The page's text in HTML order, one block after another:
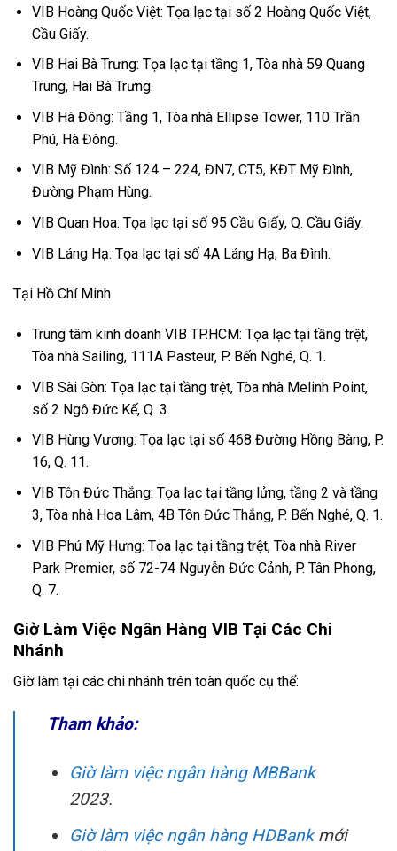
VIB Hoàng Quốc Việt: Tọa lạc tại số 2 Hoàng Quốc Việt,
Cầu Giấy.
VIB Hai Bà Trưng: Tọa lạc tại tầng 1, Tòa nhà 59 Quang
Trung, Hai Bà Trưng.
VIB Hà Đông: Tầng 1, Tòa nhà Ellipse Tower, 110 Trần
Phú, Hà Đông.
VIB Mỹ Đình: Số 124 – 224, ĐN7, CT5, KĐT Mỹ Đình,
Đường Phạm Hùng.
VIB Quan Hoa: Tọa lạc tại số 95 Cầu Giấy, Q. Cầu Giấy.
VIB Láng Hạ: Tọa lạc tại số 4A Láng Hạ, Ba Đình.
Tại Hồ Chí Minh
Trung tâm kinh doanh VIB TP.HCM: Tọa lạc tại tầng trệt,
Tòa nhà Sailing, 111A Pasteur, P. Bến Nghé, Q. 1.
VIB Sài Gòn: Tọa lạc tại tầng trệt, Tòa nhà Melinh Point,
số 2 Ngô Đức Kế, Q. 3.
VIB Hùng Vương: Tọa lạc tại số 468 Đường Hồng Bàng, P.
16, Q. 11.
VIB Tôn Đức Thắng: Tọa lạc tại tầng lửng, tầng 2 và tầng
3, Tòa nhà Hoa Lâm, 4B Tôn Đức Thắng, P. Bến Nghé, Q. 1.
VIB Phú Mỹ Hưng: Tọa lạc tại tầng trệt, Tòa nhà River
Park Premier, số 72-74 Nguyễn Đức Cảnh, P. Tân Phong,
Q. 7.
Giờ Làm Việc Ngân Hàng VIB Tại Các Chi
Nhánh
Giờ làm tại các chi nhánh trên toàn quốc cụ thể:
Tham khảo:
Giờ làm việc ngân hàng MBBank
2023.
Giờ làm việc ngân hàng HDBankmới